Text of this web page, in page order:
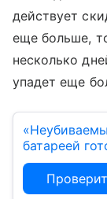
действует
еще больше,
несколько
упадет еще
батареей